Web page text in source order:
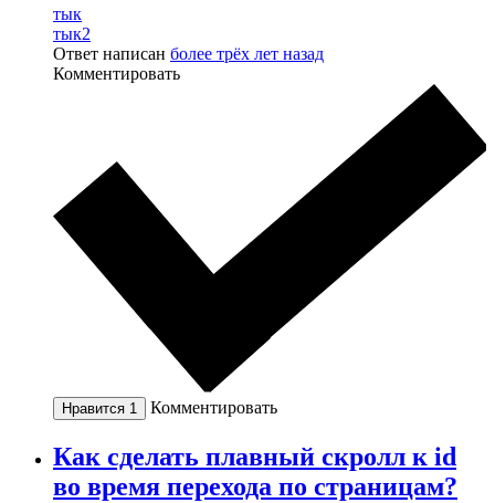
тык
тык2
Ответ написан более трёх лет назад
Комментировать
Нравится 1 Комментировать
Как сделать плавный скролл к id
во время перехода по страницам?